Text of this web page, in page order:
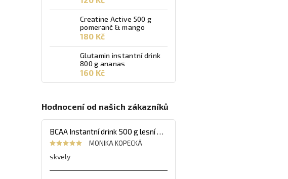
Creatine Active 500 g
pomeranč & mango
180 Kč
Glutamin instantní drink
800 g ananas
160 Kč
Hodnocení od našich zákazníků
BCAA Instantní drink 500 g lesní ovoce
MONIKA KOPECKÁ
skvely